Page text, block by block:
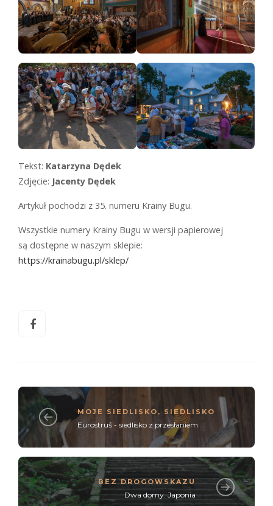
Tekst: Katarzyna Dędek
Zdjęcie: Jacenty Dędek
Artykuł pochodzi z 35. numeru Krainy Bugu.
Wszystkie numery Krainy Bugu w wersji papierowej
są dostępne w naszym sklepie:
https://krainabugu.pl/sklep/
MOJE SIEDLISKO , SIEDLISKO
Eurostruś - siedlisko z przesłaniem
BEZ DROGOWSKAZU
Dwa domy. Japonia